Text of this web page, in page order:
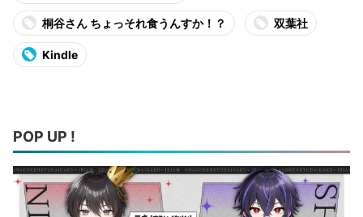
桐谷さん ちょっそれ食うんすか！？ 双葉社
Kindle
POP UP !